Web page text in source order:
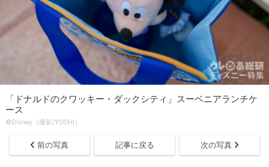
「ドナルドのクワッキー・ダックシティ」スーベニアランチケ
ース
©Disney（撮影/YOSHI）
前の写真 記事に戻る 次の写真